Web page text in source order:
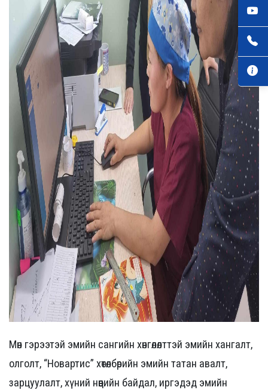
Мөн гэрээтэй эмийн сангийн хөнгөлөлттэй эмийн хангалт,
олголт, “Новартис” хөтөлбөрийн эмийн татан авалт,
зарцуулалт, хүний нөөцийн байдал, иргэдэд эмийн